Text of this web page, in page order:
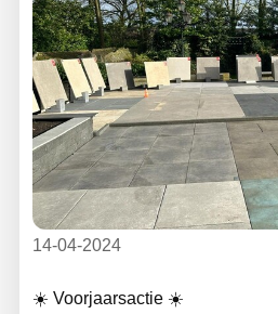
14-04-2024
☀️ Voorjaarsactie ☀️